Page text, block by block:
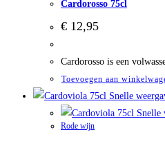
Cardorosso 75cl
€ 12,95
Cardorosso is een
Toevoegen aan
Snelle
Snelle
Rode wijn